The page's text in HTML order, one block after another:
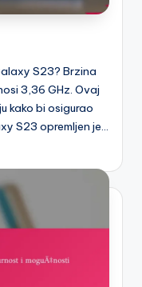
S23? Brzina
3,36 GHz. Ovaj
kako bi osigurao
S23 opremljen je…